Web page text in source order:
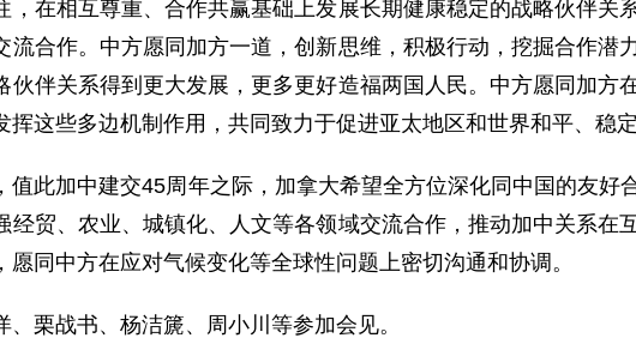
，在相互尊重、合作共赢基础上发展长期健康稳定的战略伙伴
流合作。中方愿同加方一道，创新思维，积极行动，挖掘合作
伙伴关系得到更大发展，更多更好造福两国人民。中方愿同加
挥这些多边机制作用，共同致力于促进亚太地区和世界和平、稳定
加中建交45周年之际，加拿大希望全方位深化同中国的友好
经贸、农业、城镇化、人文等各领域交流合作，推动加中关系
愿同中方在应对气候变化等全球性问题上密切沟通和协调。
栗战书、杨洁篪、周小川等参加会见。